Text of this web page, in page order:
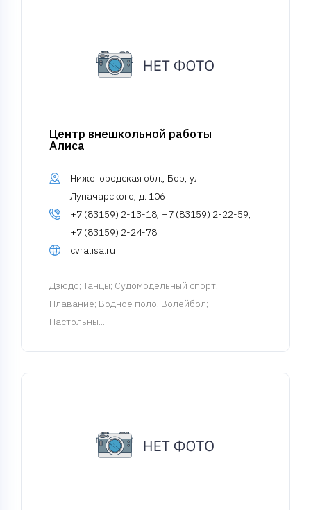
Центр внешкольной работы
Алиса
Нижегородская обл., Бор, ул.
Луначарского, д. 106
+7 (83159) 2-13-18, +7 (83159) 2-22-59,
+7 (83159) 2-24-78
cvralisa.ru
Дзюдо; Танцы; Судомодельный спорт;
Плавание; Водное поло; Волейбол;
Настольны...